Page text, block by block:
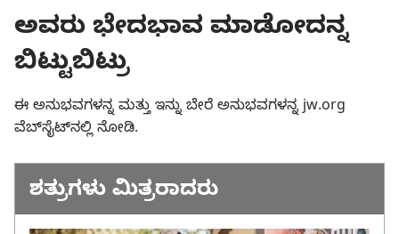
ಅವರು ಭೇದಭಾವ ಮಾಡೋದನ್ನ
ಬಿಟ್ಟುಬಿಟ್ರು
ಈ ಅನುಭವಗಳನ್ನ ಮತ್ತು ಇನ್ನು ಬೇರೆ ಅನುಭವಗಳನ್ನ jw.org
ವೆಬ್‌ಸೈಟ್‌ನಲ್ಲಿ ನೋಡಿ.
ಶತ್ರುಗಳು ಮಿತ್ರರಾದರು